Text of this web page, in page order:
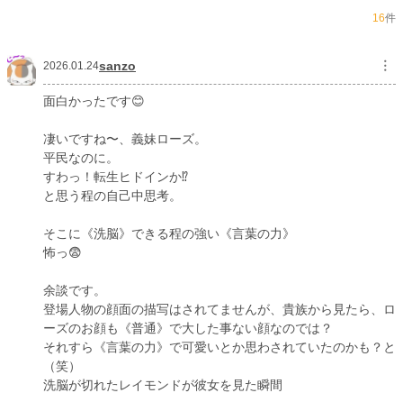
年間ポイント 305,884 pt (1,922 位)
累計ポイント 306,031 pt (14,978 位)
16件
2026.01.24sanzo ︙
面白かったです😊
凄いですね〜、義妹ローズ。
平民なのに。
すわっ！転生ヒドインか⁉️
と思う程の自己中思考。
そこに《洗脳》できる程の強い《言葉の力》
怖っ😨
余談です。
登場人物の顔面の描写はされてませんが、貴族から見たら、ロ
ーズのお顔も《普通》で大した事ない顔なのでは？
それすら《言葉の力》で可愛いとか思わされていたのかも？と
（笑）
洗脳が切れたレイモンドが彼女を見た瞬間